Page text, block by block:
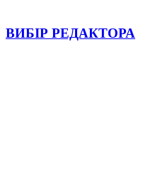
ВИБІР РЕДАКТОРА